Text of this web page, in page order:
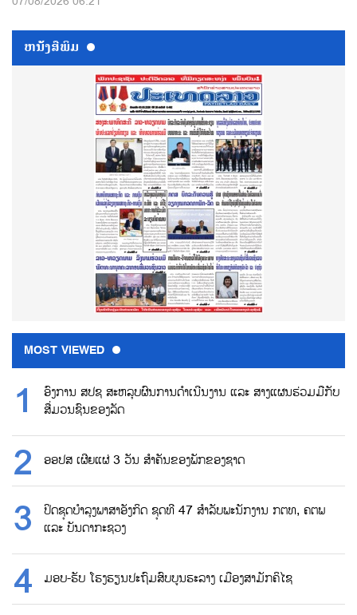
ຫນ້ັງສືພິມ
MOST VIEWED
ອົງການ ສປຊ ສະຫລຸບຜົນການດຳເນີນງານ ແລະ ສາງແຜນຮ່ວມມືກັບ
ສື່ມວນຊົນຂອງລັດ
ອອປສ ເຜີຍແຜ່ 3 ວັນ ສຳຄັນຂອງພັກຂອງຊາດ
ປິດຊຸດບຳລຸງພາສາອັງກິດ ຊຸດທີ 47 ສຳລັບພະນັກງານ ກຕທ, ຄຕພ
ແລະ ບັນດາກະຊວງ
ມອບ-ຮັບ ໂຮງຮຽນປະຖົມສົບບູນຮະລາງ ເມືອງສາມັກຄິໄຊ